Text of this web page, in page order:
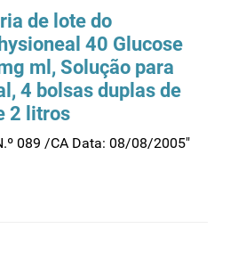
de lote do
40 Glucose
ml, Solução para
4 bolsas duplas de
2 litros
089 /CA Data: 08/08/2005"